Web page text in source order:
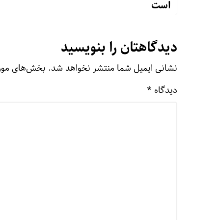
است
دیدگاهتان را بنویسید
نشانی ایمیل شما منتشر نخواهد شد. بخش‌های
دیدگاه *